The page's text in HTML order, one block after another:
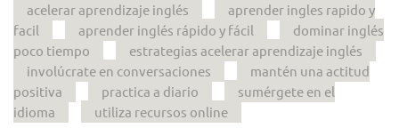
acelerar aprendizaje inglés
aprender ingles rapido y
facil
aprender inglés rápido y fácil
dominar inglés
poco tiempo
estrategias acelerar aprendizaje inglés
involúcrate en conversaciones
mantén una actitud
positiva
practica a diario
sumérgete en el
idioma
utiliza recursos online